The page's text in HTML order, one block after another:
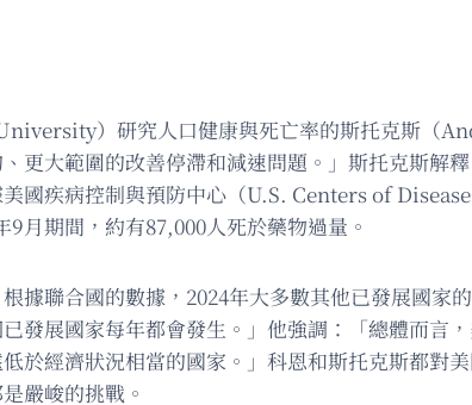
）研究人口健康與死亡率的斯托克斯（
更大範圍的改善停滯和減速問題。」斯托克斯解
國疾病控制與預防中心（U.S. Centers of
月期間，約有87,000人死於藥物過量。
聯合國的數據，2024年大多數其他已發展國家
發展國家每年都會發生。」他強調：「總體而言
於經濟狀況相當的國家。」科恩和斯托克斯都對
嚴峻的挑戰。